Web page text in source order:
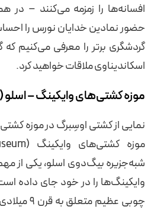
افسانه‌ها را زمزمه می‌کنند – در
گردشگری برتر را معرفی می‌کنیم
اسکاندیناوی ملاقات خواهید کرد.
موزه کشتی‌های وایکینگ – اسلو
نمایی از کشتی اوسِبرگ در موزه
شبه‌جزیره بیگ‌دوی اسلو، یکی از
وایکینگ‌ها را در خود جای داده
چوبی عظیم